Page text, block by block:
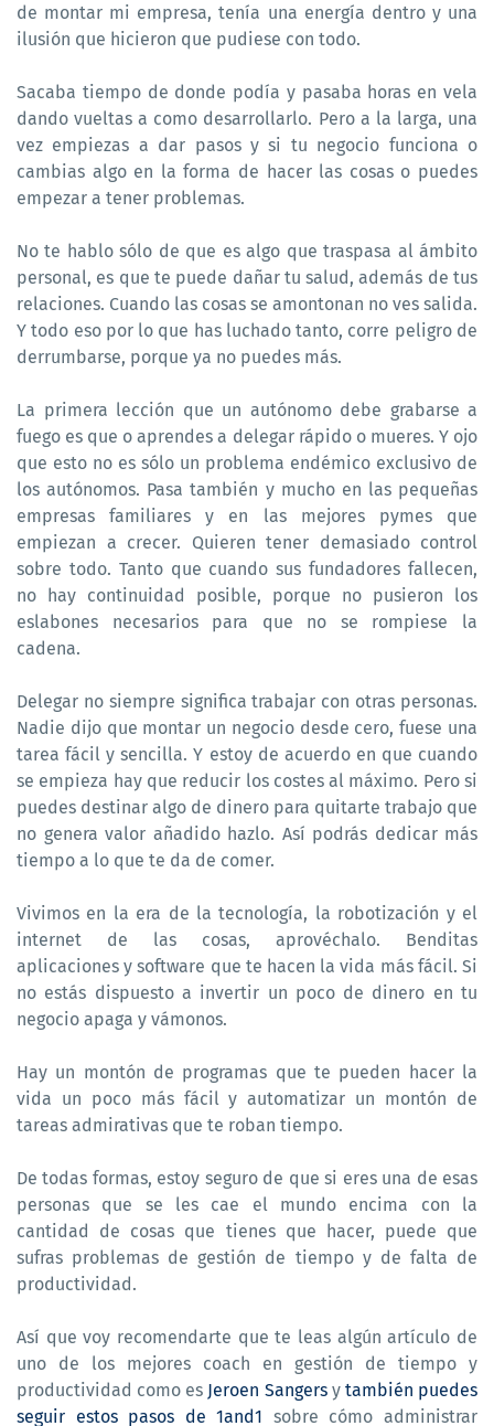
de montar mi empresa, tenía una energía dentro y una
ilusión que hicieron que pudiese con todo.
Sacaba tiempo de donde podía y pasaba horas en vela
dando vueltas a como desarrollarlo. Pero a la larga, una
vez empiezas a dar pasos y si tu negocio funciona o
cambias algo en la forma de hacer las cosas o puedes
empezar a tener problemas.
No te hablo sólo de que es algo que traspasa al ámbito
personal, es que te puede dañar tu salud, además de tus
relaciones. Cuando las cosas se amontonan no ves salida.
Y todo eso por lo que has luchado tanto, corre peligro de
derrumbarse, porque ya no puedes más.
La primera lección que un autónomo debe grabarse a
fuego es que o aprendes a delegar rápido o mueres. Y ojo
que esto no es sólo un problema endémico exclusivo de
los autónomos. Pasa también y mucho en las pequeñas
empresas familiares y en las mejores pymes que
empiezan a crecer. Quieren tener demasiado control
sobre todo. Tanto que cuando sus fundadores fallecen,
no hay continuidad posible, porque no pusieron los
eslabones necesarios para que no se rompiese la
cadena.
Delegar no siempre significa trabajar con otras personas.
Nadie dijo que montar un negocio desde cero, fuese una
tarea fácil y sencilla. Y estoy de acuerdo en que cuando
se empieza hay que reducir los costes al máximo. Pero si
puedes destinar algo de dinero para quitarte trabajo que
no genera valor añadido hazlo. Así podrás dedicar más
tiempo a lo que te da de comer.
Vivimos en la era de la tecnología, la robotización y el
internet de las cosas, aprovéchalo. Benditas
aplicaciones y software que te hacen la vida más fácil. Si
no estás dispuesto a invertir un poco de dinero en tu
negocio apaga y vámonos.
Hay un montón de programas que te pueden hacer la
vida un poco más fácil y automatizar un montón de
tareas admirativas que te roban tiempo.
De todas formas, estoy seguro de que si eres una de esas
personas que se les cae el mundo encima con la
cantidad de cosas que tienes que hacer, puede que
sufras problemas de gestión de tiempo y de falta de
productividad.
Así que voy recomendarte que te leas algún artículo de
uno de los mejores coach en gestión de tiempo y
productividad como es Jeroen Sangersy también puedes
seguir estos pasos de 1and1 sobre cómo administrar